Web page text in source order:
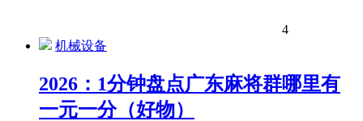
4
机械设备
2026：1分钟盘点广东麻将群哪里有
一元一分（好物）